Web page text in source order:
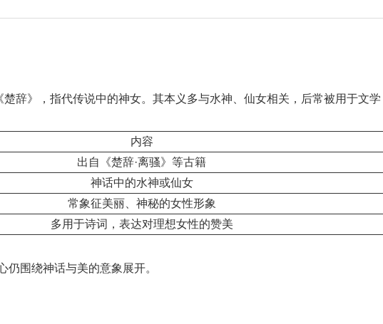
楚辞》，指代传说中的神女。其本义多与水神、仙女相关，后常被用于文学
内容
出自《楚辞·离骚》等古籍
神话中的水神或仙女
常象征美丽、神秘的女性形象
多用于诗词，表达对理想女性的赞美
围绕神话与美的意象展开。